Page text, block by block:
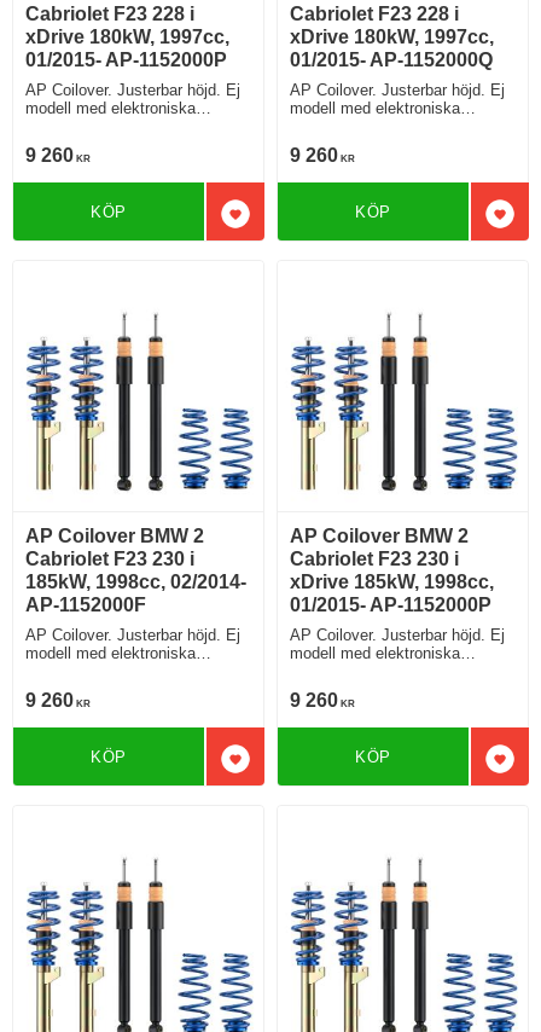
Cabriolet F23 228 i
xDrive 180kW, 1997cc,
01/2015- AP-1152000P
AP Coilover. Justerbar höjd. Ej
modell med elektroniska
9 260 KR
Lägg till i favoriter
KÖP
Cabriolet F23 228 i
xDrive 180kW, 1997cc,
01/2015- AP-1152000Q
AP Coilover. Justerbar höjd. Ej
modell med elektroniska
9 260 KR
KÖP
AP Coilover BMW 2
Cabriolet F23 230 i
185kW, 1998cc, 02/2014-
AP-1152000F
AP Coilover. Justerbar höjd. Ej
modell med elektroniska
9 260 KR
Lägg till i favoriter
KÖP
AP Coilover BMW 2
Cabriolet F23 230 i
xDrive 185kW, 1998cc,
01/2015- AP-1152000P
AP Coilover. Justerbar höjd. Ej
modell med elektroniska
9 260 KR
KÖP